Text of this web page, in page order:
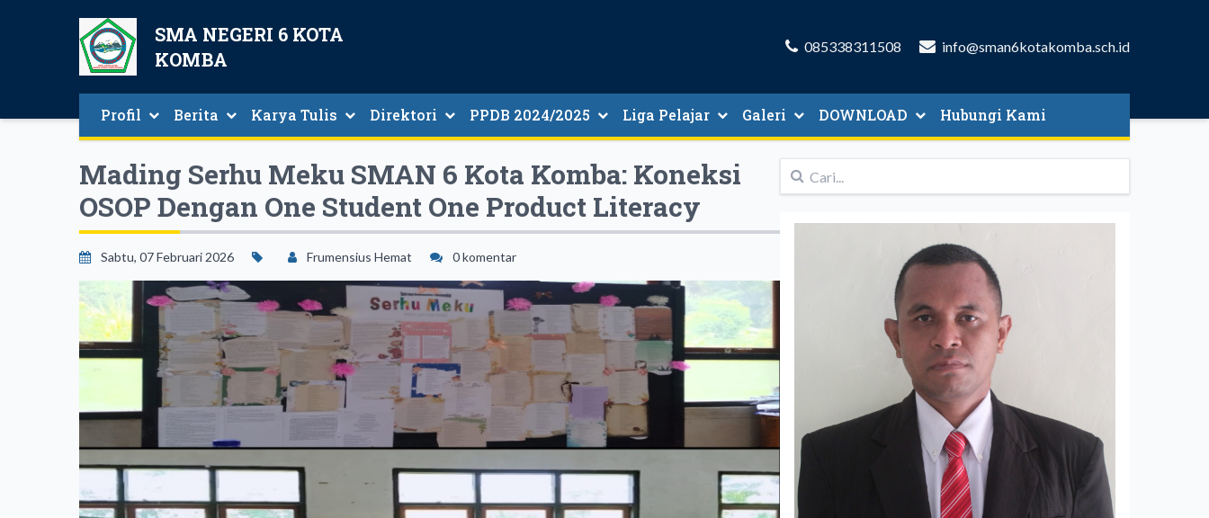
SMA NEGERI 6 KOTA
KOMBA
085338311508 info@sman6kotakomba.sch.id
Profil Berita Karya Tulis Direktori PPDB 2024/2025 Liga Pelajar Galeri DOWNLOAD Hubungi Kami
Mading Serhu Meku SMAN 6 Kota Komba: Koneksi
OSOP Dengan One Student One Product Literacy
Sabtu, 07 Februari 2026 Frumensius Hemat 0 komentar